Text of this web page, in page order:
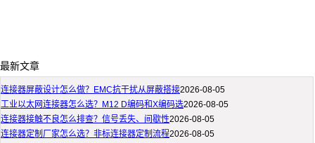
最新文章
连接器屏蔽设计怎么做？EMC抗干扰从屏蔽搭接2026-08-05
工业以太网连接器怎么选？M12 D编码和X编码选2026-08-05
连接器接触不良怎么排查？信号丢失、间歇性2026-08-05
连接器定制厂家怎么选？非标连接器定制流程2026-08-05